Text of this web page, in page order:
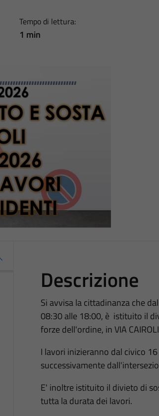
Tempo di lettura:
1 min
Descrizione
Si avvisa la cittadinanza che
08:30 alle 18:00, è istituito il
forze dell'ordine, in VIA
I lavori inizieranno dal civico
successivamente
E' inoltre istituito il divieto di
tutta la durata dei lavori.